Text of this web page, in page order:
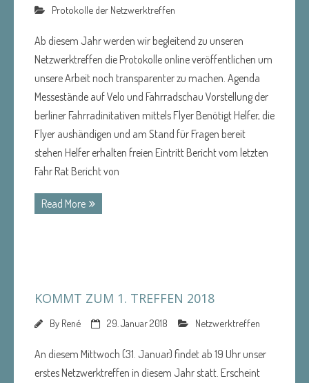
Protokolle der Netzwerktreffen
Ab diesem Jahr werden wir begleitend zu unseren
Netzwerktreffen die Protokolle online veröffentlichen um
unsere Arbeit noch transparenter zu machen. Agenda
Messestände auf Velo und Fahrradschau Vorstellung der
berliner Fahrradinitativen mittels Flyer Benötigt Helfer, die
Flyer aushändigen und am Stand für Fragen bereit
stehen Helfer erhalten freien Eintritt Bericht vom letzten
Fahr Rat Bericht von
Read More
KOMMT ZUM 1. TREFFEN 2018
By René 29. Januar 2018 Netzwerktreffen
An diesem Mittwoch (31. Januar) findet ab 19 Uhr unser
erstes Netzwerktreffen in diesem Jahr statt. Erscheint